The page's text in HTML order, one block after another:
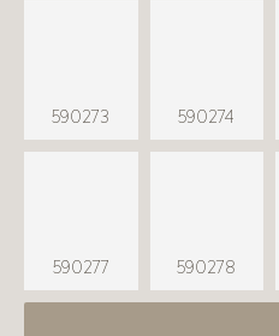
590273 590274
590277 590278